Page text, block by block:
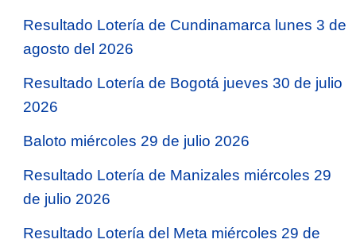
Resultado Lotería de Cundinamarca lunes 3 de
agosto del 2026
Resultado Lotería de Bogotá jueves 30 de julio
2026
Baloto miércoles 29 de julio 2026
Resultado Lotería de Manizales miércoles 29
de julio 2026
Resultado Lotería del Meta miércoles 29 de